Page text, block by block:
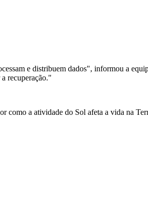
e distribuem dados", informou a
recuperação."
como a atividade do Sol afeta a vida na